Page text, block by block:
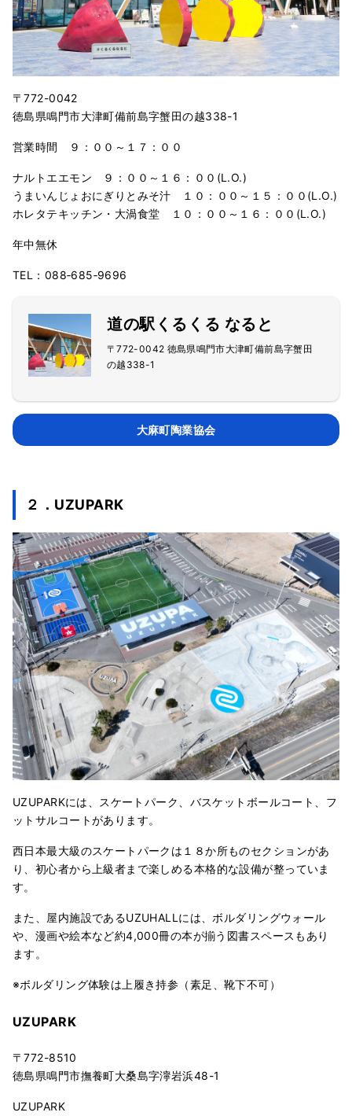
〒772-0042
徳島県鳴門市大津町備前島字蟹田の越338-1
営業時間 ９：００～１７：００
ナルトエエモン ９：００～１６：００(L.O.)
うまいんじょおにぎりとみそ汁 １０：００～１５：００(L.O.)
ホレタテキッチン・大渦食堂 １０：００～１６：００(L.O.)
年中無休
TEL：088‐685‐9696
道の駅くるくる なると
〒772-0042 徳島県鳴門市大津町備前島字蟹田
の越338-1
大麻町陶業協会
２．UZUPARK
UZUPARKには、スケートパーク、バスケットボールコート、フ
ットサルコートがあります。
西日本最大級のスケートパークは１８か所ものセクションがあ
り、初心者から上級者まで楽しめる本格的な設備が整っていま
す。
また、屋内施設であるUZUHALLには、ボルダリングウォール
や、漫画や絵本など約4,000冊の本が揃う図書スペースもあり
ます。
※ボルダリング体験は上履き持参（素足、靴下不可）
UZUPARK
〒772-8510
徳島県鳴門市撫養町大桑島字濘岩浜48-1
UZUPARK